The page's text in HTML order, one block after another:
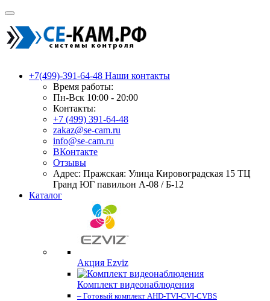
+7(499)-391-64-48 Наши контакты
Время работы:
Пн-Вск 10:00 - 20:00
Контакты:
+7 (499) 391-64-48
zakaz@se-cam.ru
info@se-cam.ru
ВКонтакте
Отзывы
Адрес: Пражская: Улица Кировоградская 15 ТЦ
Гранд ЮГ павильон А-08 / Б-12
Каталог
Акция Ezviz
Комплект видеонаблюдения
– Готовый комплект AHD-TVI-CVI-CVBS